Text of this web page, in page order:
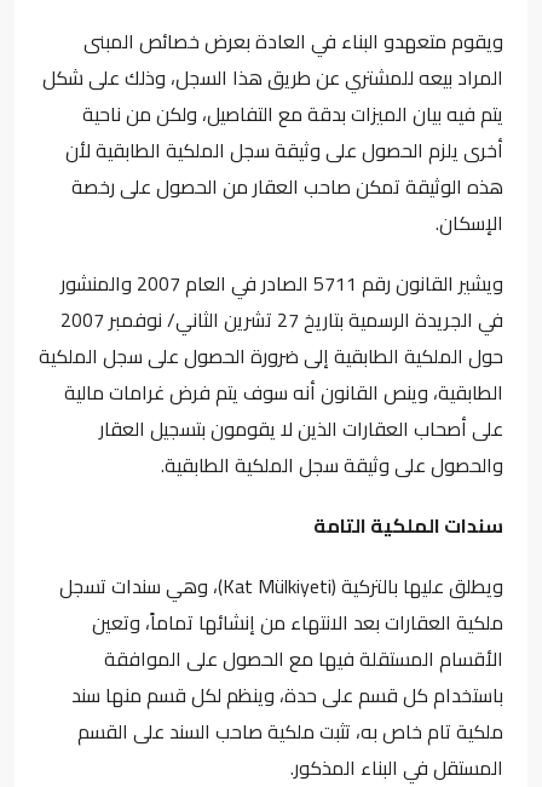
ويقوم متعهدو البناء في العادة بعرض خصائص المبنى
المراد بيعه للمشتري عن طريق هذا السجل، وذلك على شكل
يتم فيه بيان الميزات بدقة مع التفاصيل، ولكن من ناحية
أخرى يلزم الحصول على وثيقة سجل الملكية الطابقية لأن
هذه الوثيقة تمكن صاحب العقار من الحصول على رخصة
الإسكان.
ويشير القانون رقم 5711 الصادر في العام 2007 والمنشور
في الجريدة الرسمية بتاريخ 27 تشرين الثاني/ نوفمبر 2007
حول الملكية الطابقية إلى ضرورة الحصول على سجل الملكية
الطابقية، وينص القانون أنه سوف يتم فرض غرامات مالية
على أصحاب العقارات الذين لا يقومون بتسجيل العقار
والحصول على وثيقة سجل الملكية الطابقية.
سندات الملكية التامة
ويطلق عليها بالتركية (Kat Mülkiyeti)، وهي سندات تسجل
ملكية العقارات بعد الانتهاء من إنشائها تماماً، وتعين
الأقسام المستقلة فيها مع الحصول على الموافقة
باستخدام كل قسم على حدة، وينظم لكل قسم منها سند
ملكية تام خاص به، تثبت ملكية صاحب السند على القسم
المستقل في البناء المذكور.